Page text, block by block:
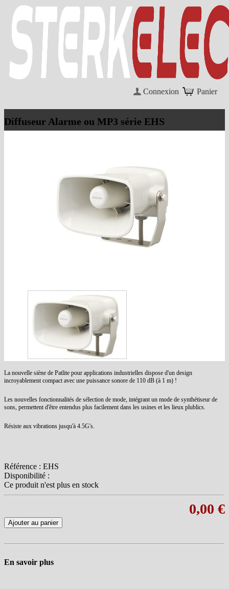
Panier
Connexion
Diffuseur Alarme ou MP3 série EHS
La nouvelle siène de Patlite pour applications industrielles dispose d'un design
incroyablement compact avec une puissance sonore de 110 dB (à 1 m) !
Les nouvelles fonctionnalités de sélection de mode, intégrant un mode de synthétiseur de
sons, permettent d'être entendus plus facilement dans les usines et les lieux plublics.
Résiste aux vibrations jusqu'à 4.5G's.
Référence : EHS
Disponibilité :
Ce produit n'est plus en stock
0,00 €
Ajouter au panier
En savoir plus